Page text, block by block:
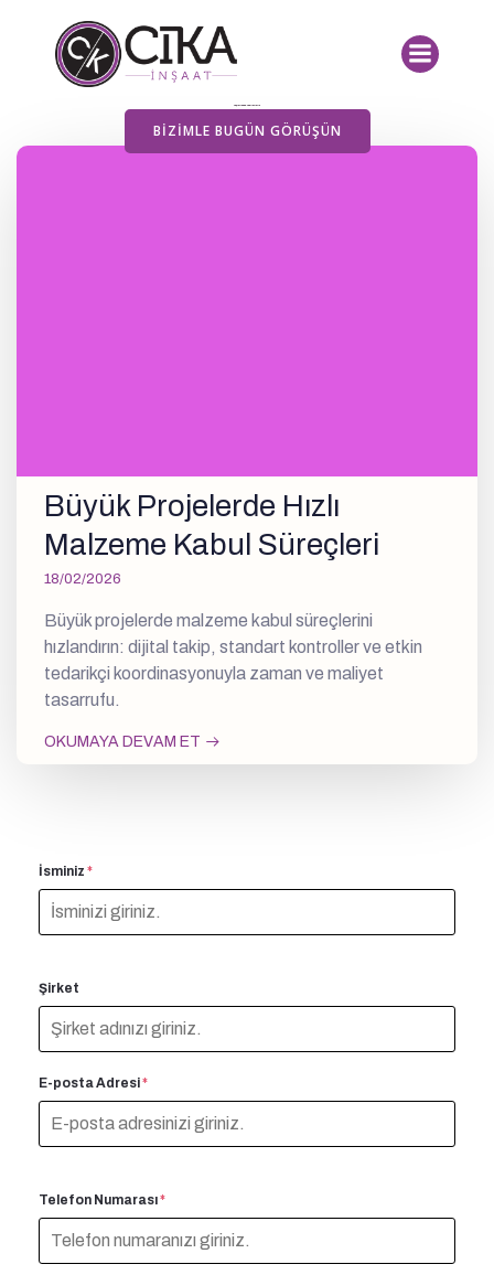
BIZIMLE BUGÜN GÖRÜŞÜN
Yayımlanan Yazılarımız
Büyük Projelerde Hızlı
Malzeme Kabul Süreçleri
18/02/2026
Büyük projelerde malzeme kabul süreçlerini
hızlandırın: dijital takip, standart kontroller ve etkin
tedarikçi koordinasyonuyla zaman ve maliyet
tasarrufu.
OKUMAYA DEVAM ET
İsminiz *
Şirket
E-posta Adresi*
Telefon Numarası*